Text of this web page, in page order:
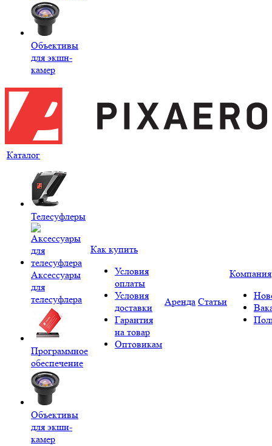
Объективы
для экшн-
камер
Каталог
Телесуфлеры
Аксессуары
для
телесуфлера
Программное
обеспечение
Объективы
для экшн-
камер
Как купить
Условия
оплаты
Условия
доставки
Гарантия
на товар
Оптовикам
Аренда Статьи
Компания